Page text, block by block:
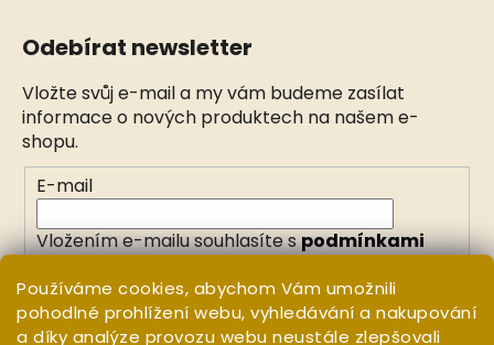
Používáme cookies, abychom Vám umožnili
pohodlné prohlížení webu, vyhledávání a nakupování
a díky analýze provozu webu neustále zlepšovali
Odebírat newsletter
Vložte svůj e-mail a my vám budeme zasílat
informace o nových produktech na našem e-
shopu.
E-mail
Vložením e-mailu souhlasíte spodmínkami
PŘIHLÁSIT SE